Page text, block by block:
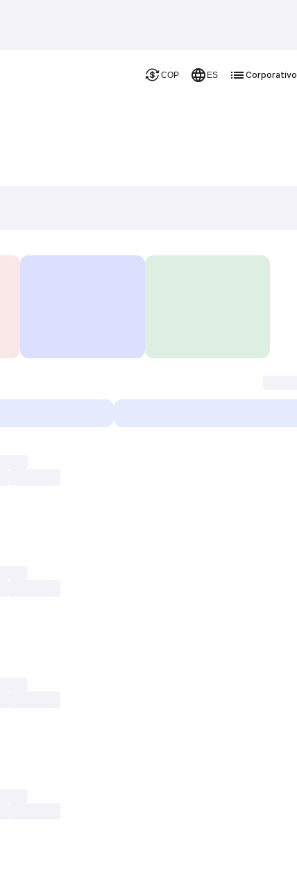
COP ES Corporativo